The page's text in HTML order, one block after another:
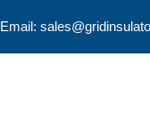
Email: